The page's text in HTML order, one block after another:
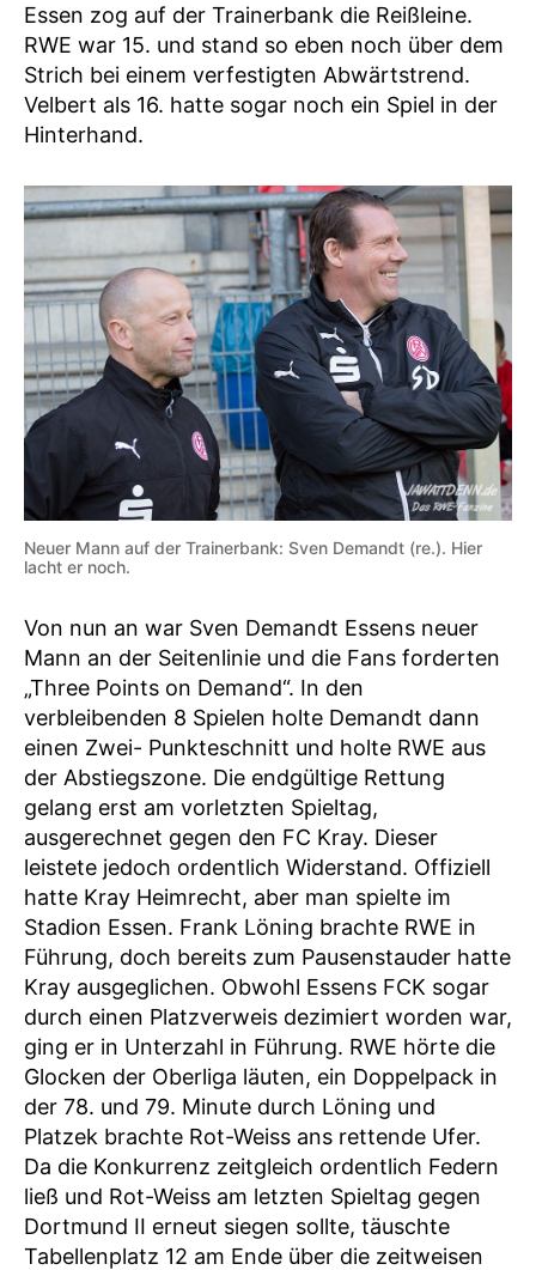
Essen zog auf der Trainerbank die Reißleine.
RWE war 15. und stand so eben noch über dem
Strich bei einem verfestigten Abwärtstrend.
Velbert als 16. hatte sogar noch ein Spiel in der
Hinterhand.
Neuer Mann auf der Trainerbank: Sven Demandt (re.). Hier
lacht er noch.
Von nun an war Sven Demandt Essens neuer
Mann an der Seitenlinie und die Fans forderten
„Three Points on Demand“. In den
verbleibenden 8 Spielen holte Demandt dann
einen Zwei- Punkteschnitt und holte RWE aus
der Abstiegszone. Die endgültige Rettung
gelang erst am vorletzten Spieltag,
ausgerechnet gegen den FC Kray. Dieser
leistete jedoch ordentlich Widerstand. Offiziell
hatte Kray Heimrecht, aber man spielte im
Stadion Essen. Frank Löning brachte RWE in
Führung, doch bereits zum Pausenstauder hatte
Kray ausgeglichen. Obwohl Essens FCK sogar
durch einen Platzverweis dezimiert worden war,
ging er in Unterzahl in Führung. RWE hörte die
Glocken der Oberliga läuten, ein Doppelpack in
der 78. und 79. Minute durch Löning und
Platzek brachte Rot-Weiss ans rettende Ufer.
Da die Konkurrenz zeitgleich ordentlich Federn
ließ und Rot-Weiss am letzten Spieltag gegen
Dortmund II erneut siegen sollte, täuschte
Tabellenplatz 12 am Ende über die zeitweisen